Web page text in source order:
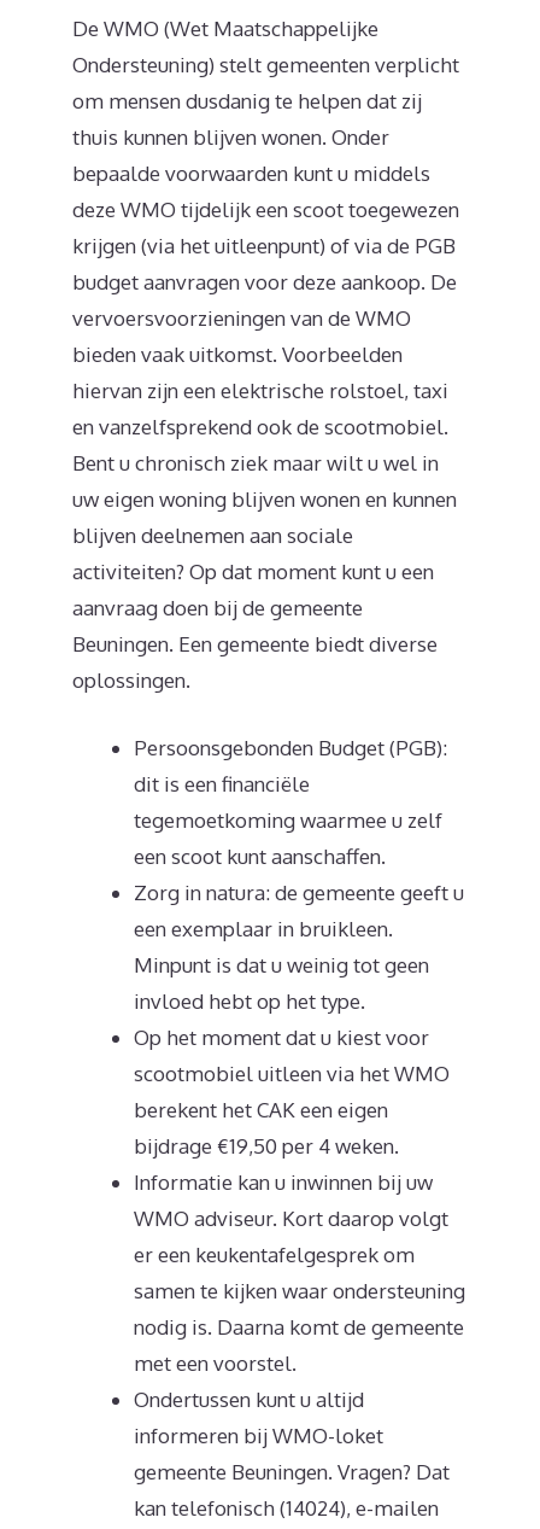
De WMO (Wet Maatschappelijke
Ondersteuning) stelt gemeenten verplicht
om mensen dusdanig te helpen dat zij
thuis kunnen blijven wonen. Onder
bepaalde voorwaarden kunt u middels
deze WMO tijdelijk een scoot toegewezen
krijgen (via het uitleenpunt) of via de PGB
budget aanvragen voor deze aankoop. De
vervoersvoorzieningen van de WMO
bieden vaak uitkomst. Voorbeelden
hiervan zijn een elektrische rolstoel, taxi
en vanzelfsprekend ook de scootmobiel.
Bent u chronisch ziek maar wilt u wel in
uw eigen woning blijven wonen en kunnen
blijven deelnemen aan sociale
activiteiten? Op dat moment kunt u een
aanvraag doen bij de gemeente
Beuningen. Een gemeente biedt diverse
oplossingen.
Persoonsgebonden Budget (PGB):
dit is een financiële
tegemoetkoming waarmee u zelf
een scoot kunt aanschaffen.
Zorg in natura: de gemeente geeft u
een exemplaar in bruikleen.
Minpunt is dat u weinig tot geen
invloed hebt op het type.
Op het moment dat u kiest voor
scootmobiel uitleen via het WMO
berekent het CAK een eigen
bijdrage €19,50 per 4 weken.
Informatie kan u inwinnen bij uw
WMO adviseur. Kort daarop volgt
er een keukentafelgesprek om
samen te kijken waar ondersteuning
nodig is. Daarna komt de gemeente
met een voorstel.
Ondertussen kunt u altijd
informeren bij WMO-loket
gemeente Beuningen. Vragen? Dat
kan telefonisch (14024), e-mailen